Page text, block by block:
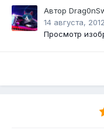
Автор
14 августа, 2012
Просмотр